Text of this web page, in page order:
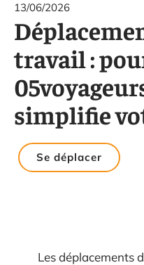
13/06/2026
travail :
simplifie
Se déplacer
Les déplacements